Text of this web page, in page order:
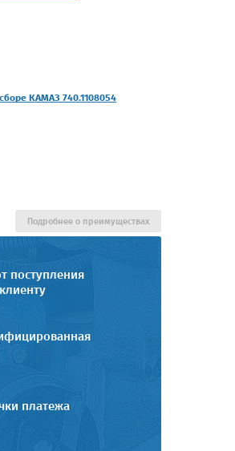
КАМАЗ 740.1108054
поступления
платежа
Подробнее о преимуществах